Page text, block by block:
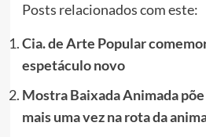
Posts relacionados com este:
Cia. de Arte Popular
espetáculo novo
Mostra Baixada Animada
mais uma vez na rota da